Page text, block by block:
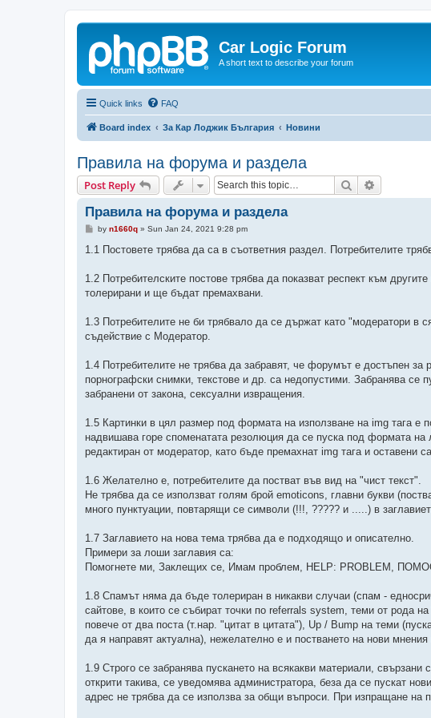
Car Logic Forum
A short text to describe your forum
Quick links FAQ
Board index За Кар Лоджик България Новини
Правила на форума и раздела
Post Reply Search
Правила на форума и раздела
P
s
by n1660q» Sun Jan 24, 2021 9:28 pm
1.1 Постовете трябва да са в съответния раздел. Потребителите
1.2 Потребителските постове трябва да показват респект към
толерирани и ще бъдат премахвани.
1.3 Потребителите не би трябвало да се държат като "модератори
съдействие с Модератор.
1.4 Потребителите не трябва да забравят, че форумът е достъпен
порнографски снимки, текстове и др. са недопустими. Забранява се
забранени от закона, сексуални извращения.
1.5 Картинки в цял размер под формата на използване на img тага е
надвишава горе споменатата резолюция да се пуска под формата
редактиран от модератор, като бъде премахнат img тага и оставени
1.6 Желателно е, потребителите да постват във вид на "чист текст".
Не трябва да се използват голям брой emoticons, главни букви
много пунктуации, повтарящи се символи (!!!, ????? и .....) в
1.7 Заглавието на нова тема трябва да е подходящо и описателно.
Примери за лоши заглавия са:
Помогнете ми, Заклещих се, Имам проблем, HELP: PROBLEM,
1.8 Спамът няма да бъде толериран в никакви случаи (спам -
сайтове, в които се събират точки по referrals system, теми от рода
повече от два поста (т.нар. "цитат в цитата"), Up / Bump на теми
да я направят актуална), нежелателно е и постването на нови
1.9 Строго се забранява пускането на всякакви материали,
открити такива, се уведомява администратора, беза да се пускат
адрес не трябва да се използва за общи въпроси. При изпращане на